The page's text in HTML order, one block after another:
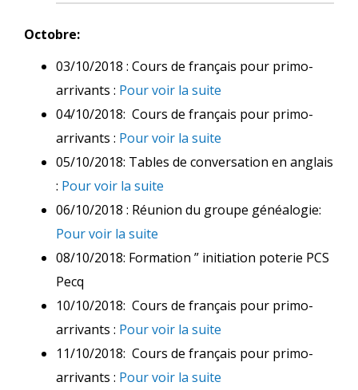
Octobre:
03/10/2018 : Cours de français pour primo-
arrivants : Pour voir la suite
04/10/2018: Cours de français pour primo-
arrivants : Pour voir la suite
05/10/2018: Tables de conversation en anglais
: Pour voir la suite
06/10/2018 : Réunion du groupe généalogie:
Pour voir la suite
08/10/2018: Formation ” initiation poterie PCS
Pecq
10/10/2018: Cours de français pour primo-
arrivants : Pour voir la suite
11/10/2018: Cours de français pour primo-
arrivants : Pour voir la suite